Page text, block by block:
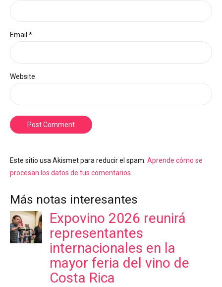
Email *
Website
Post Comment
Este sitio usa Akismet para reducir el spam. Aprende cómo se
procesan los datos de tus comentarios.
Más notas interesantes
Expovino 2026 reunirá
representantes
internacionales en la
mayor feria del vino de
Costa Rica